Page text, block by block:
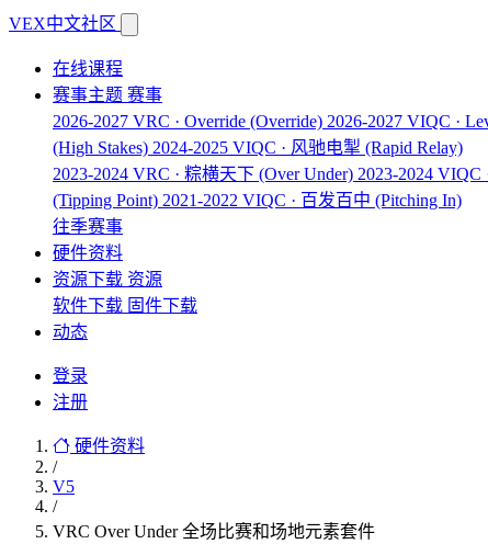
VEX中文社区
在线课程
赛事主题 赛事
2026-2027 VRC · Override (Override) 2026-2027 VIQC ·
(High Stakes) 2024-2025 VIQC · 风驰电掣 (Rapid Relay)
2023-2024 VRC · 粽横天下 (Over Under) 2023-2024 VIQC
(Tipping Point) 2021-2022 VIQC · 百发百中 (Pitching In)
往季赛事
硬件资料
资源下载 资源
软件下载 固件下载
动态
登录
注册
硬件资料
/
V5
/
VRC Over Under 全场比赛和场地元素套件